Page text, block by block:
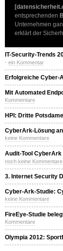
entsprechenden
Unternehmen
erklärt der
IT-Security-Trends
- ein Kommentar
Erfolgreiche Cyber-
Mit Automated
Kommentare
HPI: Dritte
CyberArk-Lösung
keine Kommentare
Audit-Tool
noch keine Kommentare
3. Internet Security
Cyber-Ark-Studie:
keine Kommentare
FireEye-Studie
Kommentare
Olympia 2012: